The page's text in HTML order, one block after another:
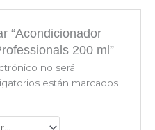
“Acondicionador
200 ml”
no será
están marcados